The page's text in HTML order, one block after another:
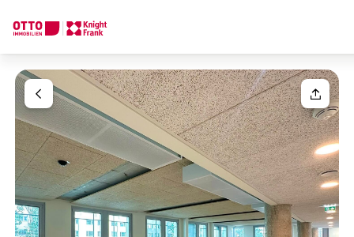
Your request
Your message
We find your
Dream Property
Tell us what you're looking for, and we'll find your dream
How would you like to contact us?
Online
Configure and have us find a property